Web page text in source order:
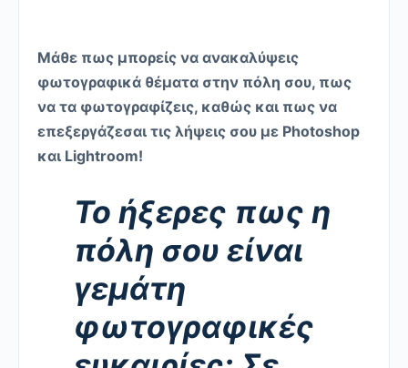
Μάθε πως μπορείς να ανακαλύψεις
φωτογραφικά θέματα στην πόλη σου, πως
να τα φωτογραφίζεις, καθώς και πως να
επεξεργάζεσαι τις λήψεις σου με Photoshop
και Lightroom!
Το ήξερες πως η
πόλη σου είναι
γεμάτη
φωτογραφικές